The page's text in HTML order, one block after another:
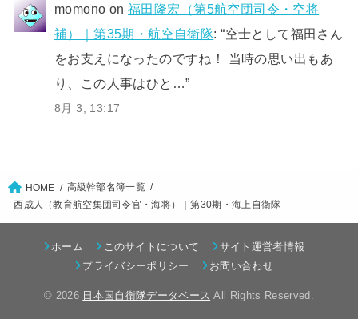
momono on福田隆宏（第5航空団司令・空将
補）｜第35期・航空自衛隊: “空士として福田さん
をお支えになったのですね！ 当時の思い出もあ
り、この人事はひと…”
8月 3, 13:17
HOME
高級幹部名簿一覧
西成人（教育航空集団司令官・海将）｜第30期・海上自衛隊
ホーム このサイトについて
サイト運営者情報
プライバシーポリシー
お問い合わせ
© 2026 日本国自衛隊データベース All Rights Reserved.